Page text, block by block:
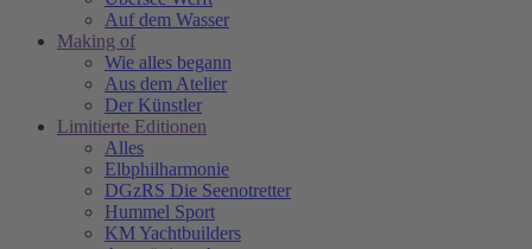
Auf dem Wasser
Making of
Wie alles begann
Aus dem Atelier
Der Künstler
Limitierte Editionen
Alles
Elbphilharmonie
DGzRS Die Seenotretter
Hummel Sport
KM Yachtbuilders